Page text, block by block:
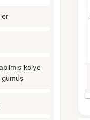
kolye
gümüş